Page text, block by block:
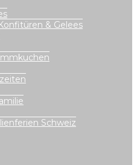
& Gelees
Schweiz